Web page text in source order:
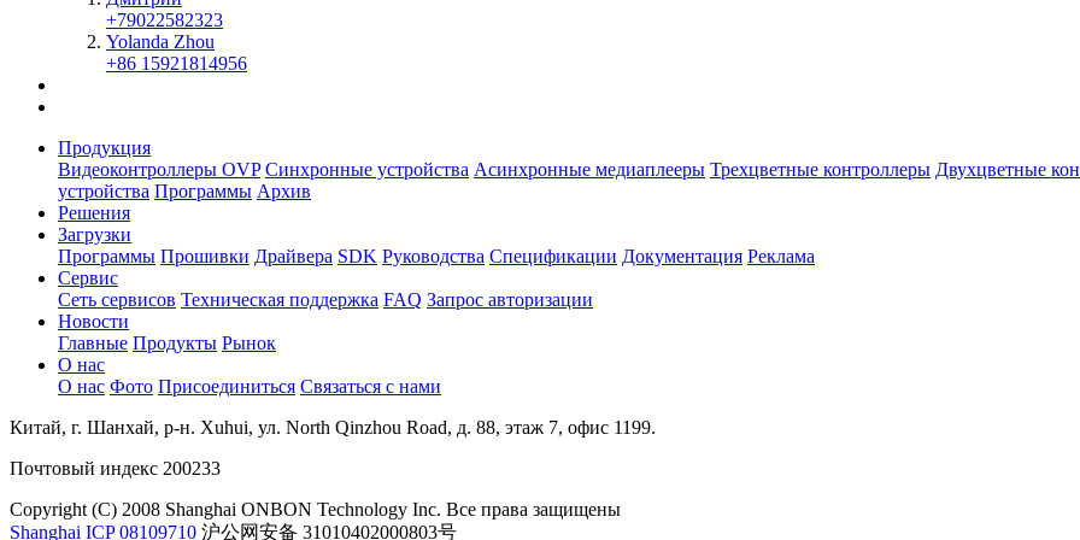
+79022582323
Yolanda Zhou
+86 15921814956
Продукция
Видеоконтроллеры OVP Синхронные устройства Асинхронные медиаплееры Трехцветные контроллеры Двухцветные
устройства Программы Архив
Решения
Загрузки
Программы Прошивки Драйвера SDK Руководства Спецификации Документация Реклама
Сервис
Сеть сервисов Техническая поддержка FAQ Запрос авторизации
Новости
Главные Продукты Рынок
О нас
О нас Фото Присоединиться Связаться с нами
Китай, г. Шанхай, р-н. Xuhui, ул. North Qinzhou Road, д. 88, этаж 7, офис 1199.
Почтовый индекс 200233
Copyright (C) 2008 Shanghai ONBON Technology Inc. Все права защищены
Shanghai ICP 08109710 沪公网安备 31010402000803号